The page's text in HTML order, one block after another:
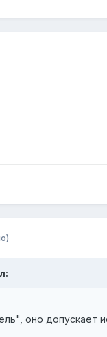
оно допускает